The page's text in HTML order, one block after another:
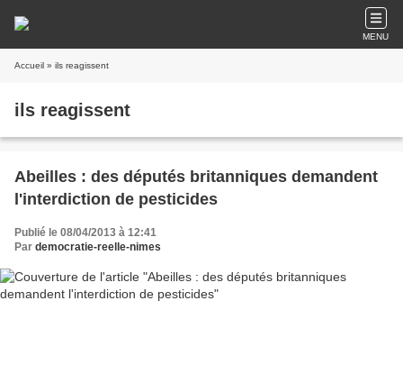
MENU
Accueil » ils reagissent
ils reagissent
Abeilles : des députés britanniques demandent
l'interdiction de pesticides
Publié le 08/04/2013 à 12:41
Par democratie-reelle-nimes